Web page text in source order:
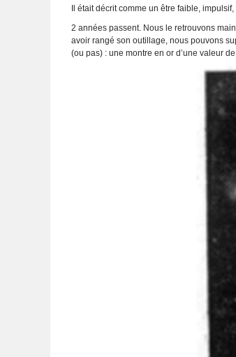
Il était décrit comme un être faible,
2 années passent. Nous le retrouvons
avoir rangé son outillage, nous pouvons
(ou pas) : une montre en or d’une valeur